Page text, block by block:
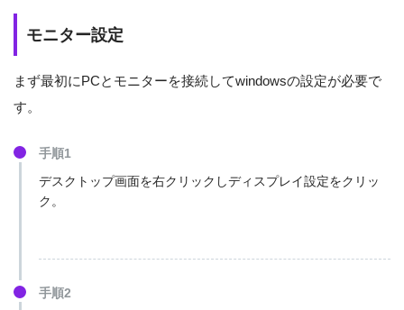
モニター設定
まず最初にPCとモニターを接続してwindowsの設定が必要で
す。
手順1
デスクトップ画面を右クリックしディスプレイ設定をクリッ
ク。
手順2